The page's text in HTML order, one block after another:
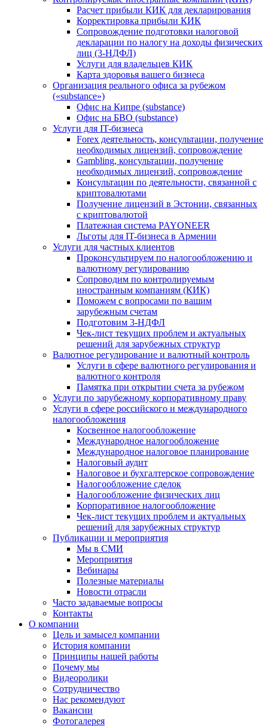
Расчет прибыли КИК для декларирования
Корректировка прибыли КИК
Сопровождение подготовки налоговой
декларации по налогу на доходы физических
лиц (3-НДФЛ)
Услуги для владельцев КИК
Карта здоровья вашего бизнеса
Организация реального офиса за рубежом
(«substance»)
Офис на Кипре (substance)
Офис на БВО (substance)
Услуги для IT-бизнеса
Forex деятельность, консультации, получение
необходимых лицензий, сопровождение
Gambling, консультации, получение
необходимых лицензий, сопровождение
Консультации по деятельности, связанной с
криптовалютами
Получение лицензий в Эстонии, связанных
с криптовалютой
Платежная система PAYONEER
Льготы для IT-бизнеса в Армении
Услуги для частных клиентов
Проконсультируем по налогообложению и
валютному регулированию
Сопроводим по контролируемым
иностранным компаниям (КИК)
Поможем с вопросами по вашим
зарубежным счетам
Подготовим 3-НДФЛ
Чек-лист текущих проблем и актуальных
решений для зарубежных структур
Валютное регулирование и валютный контроль
Услуги в сфере валютного регулирования и
валютного контроля
Памятка при открытии счета за рубежом
Услуги по зарубежному корпоративному праву
Услуги в сфере российского и международного
налогообложения
Косвенное налогообложение
Международное налогообложение
Международное налоговое планирование
Налоговый аудит
Налоговое и бухгалтерское сопровождение
Налогообложение сделок
Налогообложение физических лиц
Корпоративное налогообложение
Чек-лист текущих проблем и актуальных
решений для зарубежных структур
Публикации и мероприятия
Мы в СМИ
Мероприятия
Вебинары
Полезные материалы
Новости отрасли
Часто задаваемые вопросы
Контакты
О компании
Цель и замысел компании
История компании
Принципы нашей работы
Почему мы
Видеоролики
Сотрудничество
Нас рекомендуют
Вакансии
Фотогалерея